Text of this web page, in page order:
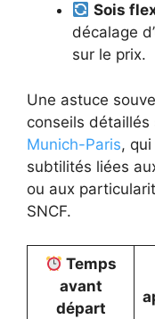
Sois
décalage
sur le prix.
Une astuce
conseils détaillés
Munich-Paris,
subtilités liées
ou aux
SNCF.
Temps
avant
départ